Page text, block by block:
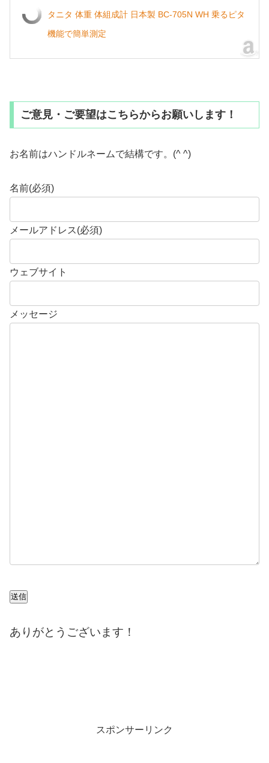
タニタ 体重 体組成計 日本製 BC-705N WH 乗るピタ
機能で簡単測定
ご意見・ご要望はこちらからお願いします！
お名前はハンドルネームで結構です。(^ ^)
名前(必須)
メールアドレス(必須)
ウェブサイト
メッセージ
送信
ありがとうございます！
スポンサーリンク